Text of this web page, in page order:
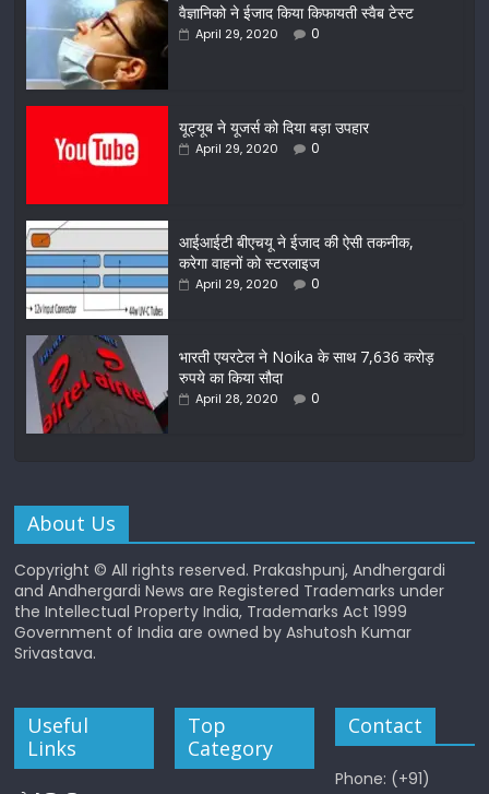
वैज्ञानिको ने ईजाद किया किफायती स्वैब टेस्ट
April 29, 2020 0
यूट्यूब ने यूजर्स को दिया बड़ा उपहार
April 29, 2020 0
आईआईटी बीएचयू ने ईजाद की ऐसी तकनीक,
करेगा वाहनों को स्टरलाइज
April 29, 2020 0
भारती एयरटेल ने Noika के साथ 7,636 करोड़
रुपये का किया सौदा
April 28, 2020 0
About Us
Copyright © All rights reserved. Prakashpunj, Andhergardi
and Andhergardi News are Registered Trademarks under
the Intellectual Property India, Trademarks Act 1999
Government of India are owned by Ashutosh Kumar
Srivastava.
Useful
Links
Top
Category
Contact
Phone: (+91)